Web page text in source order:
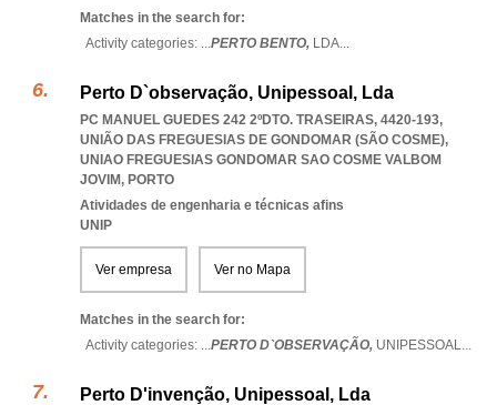
Matches in the search for:
Activity categories: ...PERTO BENTO, LDA...
Perto D`observação, Unipessoal, Lda
PC MANUEL GUEDES 242 2ºDTO. TRASEIRAS, 4420-193,
UNIÃO DAS FREGUESIAS DE GONDOMAR (SÃO COSME),
UNIAO FREGUESIAS GONDOMAR SAO COSME VALBOM
JOVIM, PORTO
Atividades de engenharia e técnicas afins
UNIP
Ver empresa Ver no Mapa
Matches in the search for:
Activity categories: ...PERTO D`OBSERVAÇÃO, UNIPESSOAL...
Perto D'invenção, Unipessoal, Lda